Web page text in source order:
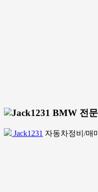
BMW 전
Jack1231 자동차정비/매